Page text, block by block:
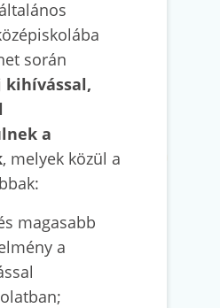
során
kihívással,
a
, melyek közül a
magasabb
a